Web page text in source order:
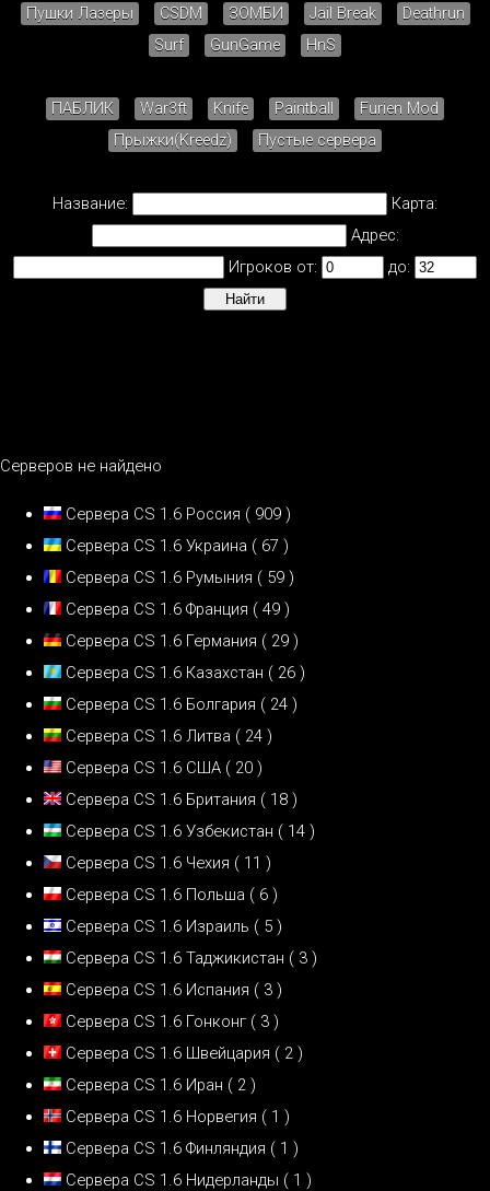
Пушки Лазеры CSDM ЗОМБИ Jail Break
Deathrun
Surf
GunGame HnS
ПАБЛИК War3ft Knife Paintball
Furien Mod
Прыжки(Kreedz)
Пустые сервера
Название:
Карта:
Адрес:
Игроков от:
до:
Серверов не найдено
Сервера CS 1.6 Россия ( 909 )
Сервера CS 1.6 Украина ( 67 )
Сервера CS 1.6 Румыния ( 59 )
Сервера CS 1.6 Франция ( 49 )
Сервера CS 1.6 Германия ( 29 )
Сервера CS 1.6 Казахстан ( 26 )
Сервера CS 1.6 Болгария ( 24 )
Сервера CS 1.6 Литва ( 24 )
Сервера CS 1.6 США ( 20 )
Сервера CS 1.6 Британия ( 18 )
Сервера CS 1.6 Узбекистан ( 14 )
Сервера CS 1.6 Чехия ( 11 )
Сервера CS 1.6 Польша ( 6 )
Сервера CS 1.6 Израиль ( 5 )
Сервера CS 1.6 Таджикистан ( 3 )
Сервера CS 1.6 Испания ( 3 )
Сервера CS 1.6 Гонконг ( 3 )
Сервера CS 1.6 Швейцария ( 2 )
Сервера CS 1.6 Иран ( 2 )
Сервера CS 1.6 Норвегия ( 1 )
Сервера CS 1.6 Финляндия ( 1 )
Сервера CS 1.6 Нидерланды ( 1 )